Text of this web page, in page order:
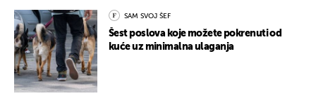
SAM SVOJ ŠEF
Šest poslova koje možete pokrenuti od
kuće uz minimalna ulaganja